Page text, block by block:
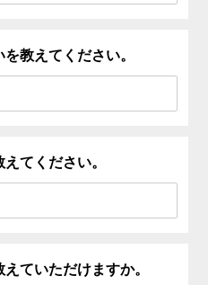
教えてください。
てください。
ていただけますか。